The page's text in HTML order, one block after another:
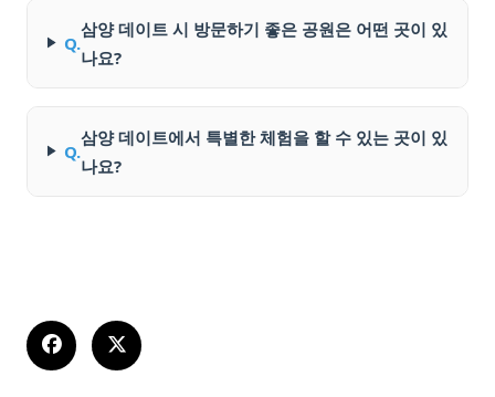
Q.
삼양 데이트 시 방문하기 좋은 공원은 어떤 곳이 있
나요?
Q.
삼양 데이트에서 특별한 체험을 할 수 있는 곳이 있
나요?